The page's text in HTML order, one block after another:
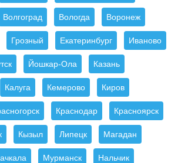
Волгоград Вологда Воронеж
Грозный Екатеринбург Иваново
Йошкар-Ола Казань
Калуга Кемерово Киров
Краснодар Красноярск
Кызыл Липецк Магадан
Мурманск Нальчик